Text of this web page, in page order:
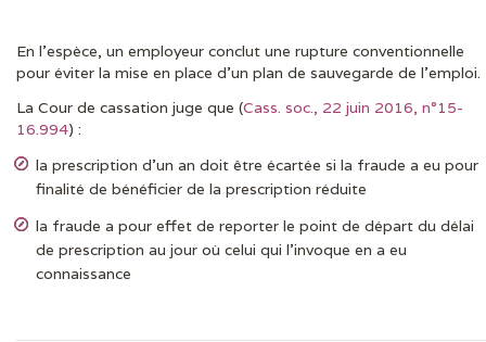
En l’espèce, un employeur conclut une rupture conventionnelle
pour éviter la mise en place d’un plan de sauvegarde de l’emploi.
La Cour de cassation juge que (Cass. soc., 22 juin 2016, n°15-
16.994) :
la prescription d’un an doit être écartée si la fraude a eu pour
finalité de bénéficier de la prescription réduite
la fraude a pour effet de reporter le point de départ du délai
de prescription au jour où celui qui l’invoque en a eu
connaissance
DERNIÈRES ACTUS